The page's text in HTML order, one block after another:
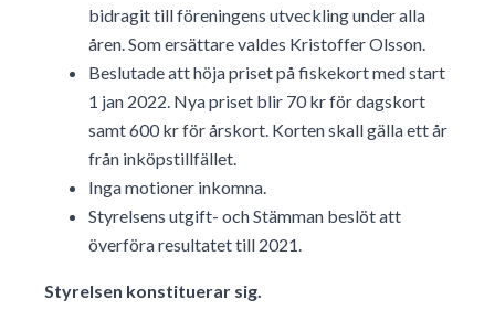
bidragit till föreningens utveckling under alla
åren. Som ersättare valdes Kristoffer Olsson.
Beslutade att höja priset på fiskekort med start
1 jan 2022. Nya priset blir 70 kr för dagskort
samt 600 kr för årskort. Korten skall gälla ett år
från inköpstillfället.
Inga motioner inkomna.
Styrelsens utgift- och Stämman beslöt att
överföra resultatet till 2021.
Styrelsen konstituerar sig.